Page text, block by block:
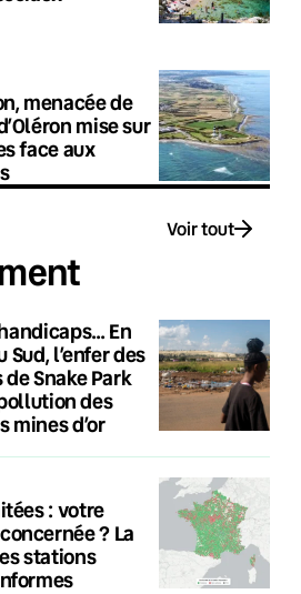
menacée de
mise sur
face aux
Voir tout
En
Sud, l’enfer des
Snake Park
des
mines d’or
: votre
? La
stations